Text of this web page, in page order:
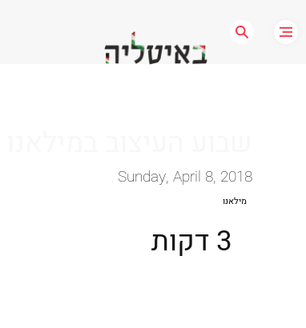
Sunday, April 8, 2018
3 דקות
מילאנו